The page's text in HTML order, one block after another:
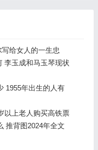
给女人的一生忠
李玉成和马玉琴现状
1955年出生的人有
以上老人购买高铁票
推背图2024年全文